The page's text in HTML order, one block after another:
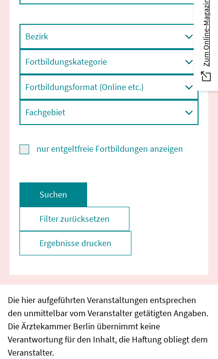
Bezirk
Fortbildungskategorie
Fortbildungsformat (Online etc.)
Fachgebiet
nur entgeltfreie Fortbildungen anzeigen
Suchen
Filter zurücksetzen
Ergebnisse drucken
Die hier aufgeführten Veranstaltungen entsprechen
den unmittelbar vom Veranstalter getätigten Angaben.
Die Ärztekammer Berlin übernimmt keine
Verantwortung für den Inhalt, die Haftung obliegt dem
Veranstalter.
Zum Online-Magazin